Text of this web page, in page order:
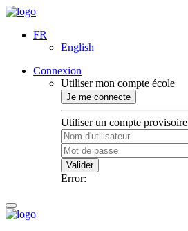
FR
English
Connexion
Utiliser mon compte école
Je me connecte
Utiliser un compte provisoire
Valider
Error: